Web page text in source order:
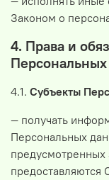
Законом о
4. Права и
4.1. Субъекты
— получать
Персональных
предусмотренных
предоставляются